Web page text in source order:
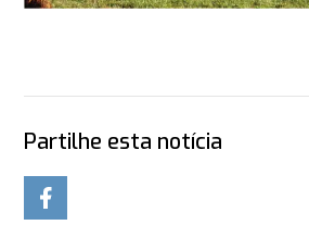
Partilhe esta notícia